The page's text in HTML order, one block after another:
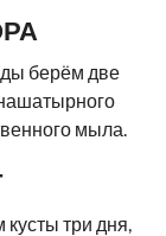
берём две
мыла.
три дня,